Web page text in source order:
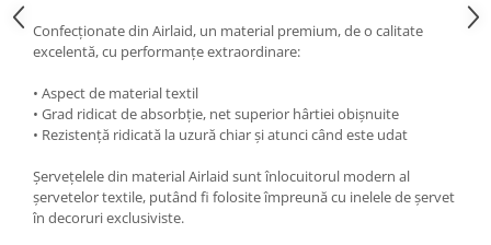
Confecționate din Airlaid, un material premium, de o calitate
excelentă, cu performanțe extraordinare:
• Aspect de material textil
• Grad ridicat de absorbție, net superior hârtiei obișnuite
• Rezistență ridicată la uzură chiar și atunci când este udat
Șervețelele din material Airlaid sunt înlocuitorul modern al
șervetelor textile, putând fi folosite împreună cu inelele de șervet
în decoruri exclusiviste.